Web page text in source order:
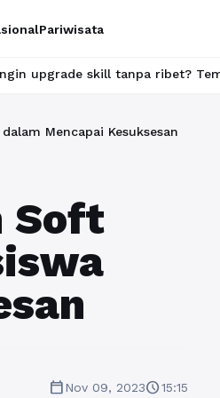
Pariwisata
ribet? Temukan kelas seru
Mencapai Kesuksesan
Soft
calendar_todayNov 09, 2023schedule15:15